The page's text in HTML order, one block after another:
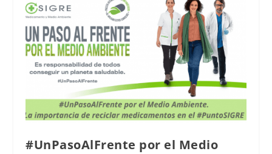
#UnPasoAlFrente por el Medio